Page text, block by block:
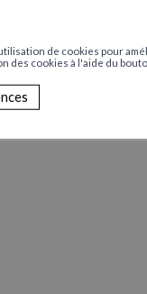
de cookies pour
des cookies à l'aide du